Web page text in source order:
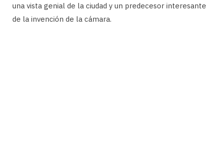
una vista genial de la ciudad y un predecesor interesante
de la invención de la cámara.